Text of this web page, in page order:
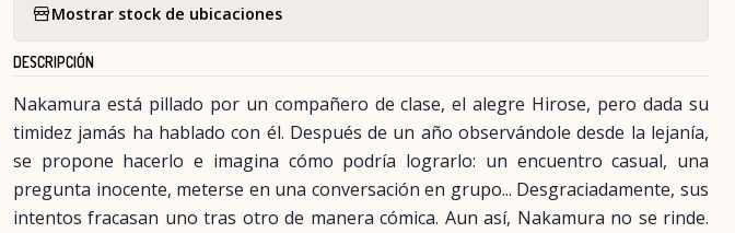
Mostrar stock de ubicaciones
DESCRIPCIÓN
Nakamura está pillado por un compañero de clase, el alegre Hirose, pero dada su
timidez jamás ha hablado con él. Después de un año observándole desde la lejanía,
se propone hacerlo e imagina cómo podría lograrlo: un encuentro casual, una
pregunta inocente, meterse en una conversación en grupo... Desgraciadamente, sus
intentos fracasan uno tras otro de manera cómica. Aun así, Nakamura no se rinde.